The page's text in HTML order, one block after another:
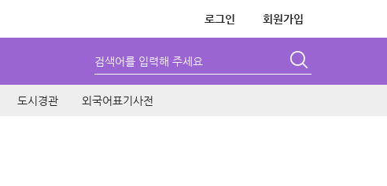
로그인 회원가입
검색어를 입력해 주세요
도시경관 외국어표기사전